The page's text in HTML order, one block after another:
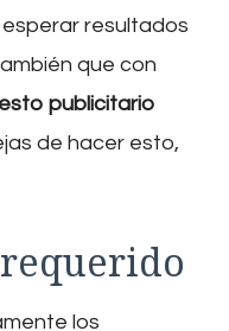
resultados
que con
publicitario
de hacer esto,
los